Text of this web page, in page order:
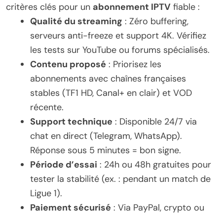
critères clés pour un abonnement IPTV fiable :
Qualité du streaming : Zéro buffering,
serveurs anti-freeze et support 4K. Vérifiez
les tests sur YouTube ou forums spécialisés.
Contenu proposé : Priorisez les
abonnements avec chaînes françaises
stables (TF1 HD, Canal+ en clair) et VOD
récente.
Support technique : Disponible 24/7 via
chat en direct (Telegram, WhatsApp).
Réponse sous 5 minutes = bon signe.
Période d’essai : 24h ou 48h gratuites pour
tester la stabilité (ex. : pendant un match de
Ligue 1).
Paiement sécurisé : Via PayPal, crypto ou